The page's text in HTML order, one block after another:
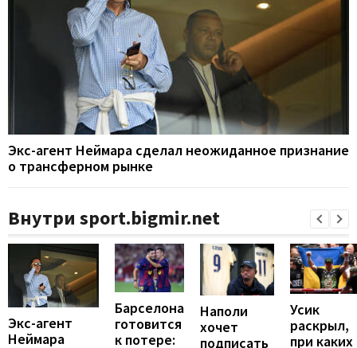
Экс-агент Неймара сделал неожиданное признание
о трансферном рынке
Внутри sport.bigmir.net
Экс-агент
Неймара
Барселона
готовится
к потере:
Наполи
хочет
подписать
Усик
раскрыл,
при каких